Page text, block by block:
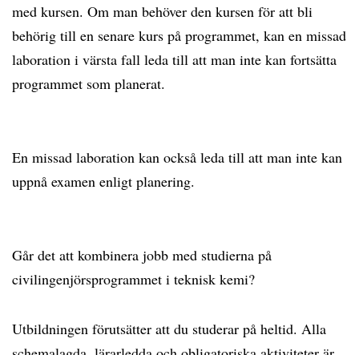
med kursen. Om man behöver den kursen för att bli
behörig till en senare kurs på programmet, kan en missad
laboration i värsta fall leda till att man inte kan fortsätta
programmet som planerat.
En missad laboration kan också leda till att man inte kan
uppnå examen enligt planering.
Går det att kombinera jobb med studierna på
civilingenjörsprogrammet i teknisk kemi?
Utbildningen förutsätter att du studerar på heltid. Alla